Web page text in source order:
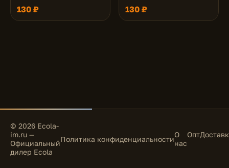
107x41 (к+)
130 ₽
(к+)
130 ₽
© 2026 Ecola-
im.ru —
Официальный
дилер Ecola
Политика конфиденциальностиО
нас
Опт